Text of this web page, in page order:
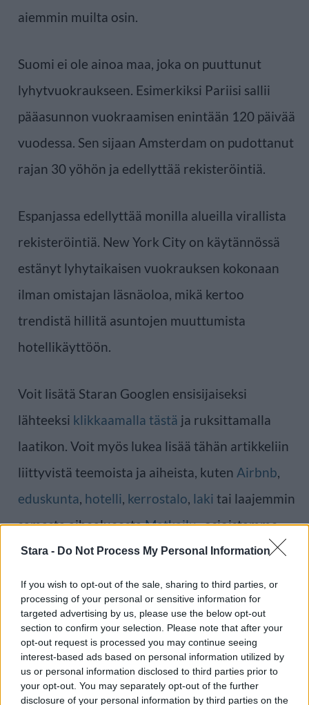
Stara - Do Not Process My Personal Information
If you wish to opt-out of the sale, sharing to third parties, or
processing of your personal or sensitive information for
targeted advertising by us, please use the below opt-out
section to confirm your selection. Please note that after your
opt-out request is processed you may continue seeing
interest-based ads based on personal information utilized by
us or personal information disclosed to third parties prior to
your opt-out. You may separately opt-out of the further
disclosure of your personal information by third parties on the
aiemmin muilta osin.
Suomi ei ole ainoa maa, joka on puuttunut
lyhytvuokraukseen. Esimerkiksi Pariisi sallii
pääasunnon vuokraamisen enintään 120 päivää
vuodessa. Sen sijaan Amsterdam on pudottanut
rajan 30 yöhön ja edellyttää rekisteröintiä.
Espanjassa edellyttää monilla alueilla virallista
rekisteröintiä. New York City on käytännössä
estänyt lyhytaikaisen vuokrauksen kokonaan
ilman omistajan läsnäoloa, mikä kertoo
trendistä hillitä asuntojen muuttumista
hotellikäyttöön.
Voit lisätä Staran Googlen ensisijaiseksi
lähteeksi klikkaamalla tästä ja ruksittamalla
laatikon. Voit myös lukea lisää tähän artikkeliin
liittyvistä teemoista ja aiheista, kuten Airbnb,
eduskunta, hotelli, kerrostalo, laki tai laajemmin
samasta aihealueestaMatkailu-osioistamme.